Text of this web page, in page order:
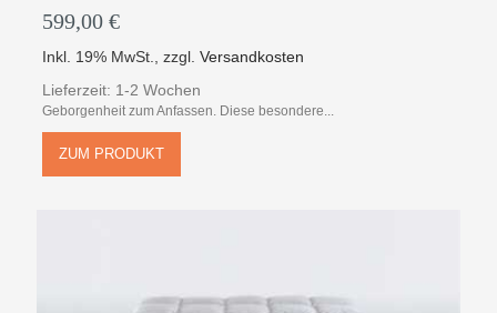
599,00 €
Inkl. 19% MwSt.,zzgl.Versandkosten
Lieferzeit: 1-2 Wochen
Geborgenheit zum Anfassen. Diese besondere...
ZUM PRODUKT